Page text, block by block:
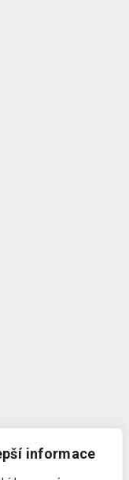
informace